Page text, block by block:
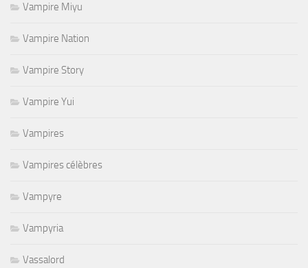
Vampire Miyu
Vampire Nation
Vampire Story
Vampire Yui
Vampires
Vampires célèbres
Vampyre
Vampyria
Vassalord